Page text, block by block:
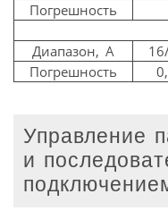
Погрешность
Диапазон, А
Погрешность
Управление
и